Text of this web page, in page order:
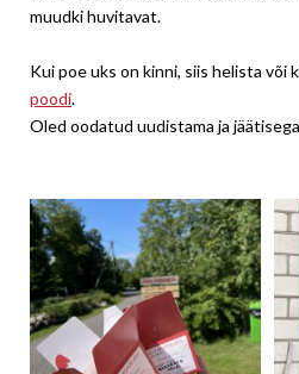
muudki huvitavat.
Kui poe uks on kinni, siis helista või
poodi.
Oled oodatud uudistama ja